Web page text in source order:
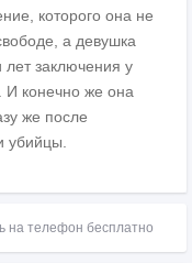
которого она не
а девушка
заключения у
И конечно же она
же после
убийцы.
на телефон бесплатно